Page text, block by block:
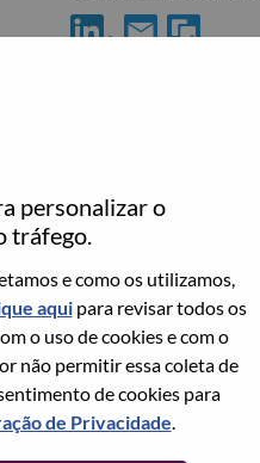
personalizar o
tráfego.
e como os utilizamos,
aquipara revisar todos os
o uso de cookies e com o
não permitir essa coleta de
de cookies para
de Privacidade.
Software Engineer --
Engineer, AI
Head of AI Core